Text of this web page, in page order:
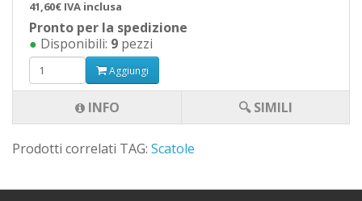
41,60€ IVA inclusa
Pronto per la spedizione
● Disponibili: 9 pezzi
Aggiungi
INFO 🔍 SIMILI
Prodotti correlati TAG: Scatole